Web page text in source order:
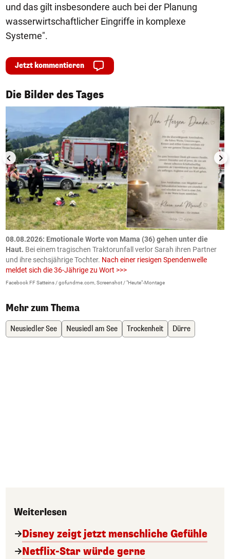
und das gilt insbesondere auch bei der Planung
wasserwirtschaftlicher Eingriffe in komplexe
Systeme".
Jetzt kommentieren
Die Bilder des Tages
1/50
08.08.2026: Emotionale Worte von Mama (36) gehen unter die
Haut. Bei einem tragischen Traktorunfall verlor Sarah ihren Partner
und ihre sechsjährige Tochter. Nach einer riesigen Spendenwelle
meldet sich die 36-Jährige zu Wort >>>
Facebook FF Satteins / gofundme.com, Screenshot / "Heute"-Montage
Mehr zum Thema
Neusiedler See Neusiedl am See Trockenheit Dürre
Weiterlesen
Disney zeigt jetzt menschliche Gefühle
Netflix-Star würde gerne